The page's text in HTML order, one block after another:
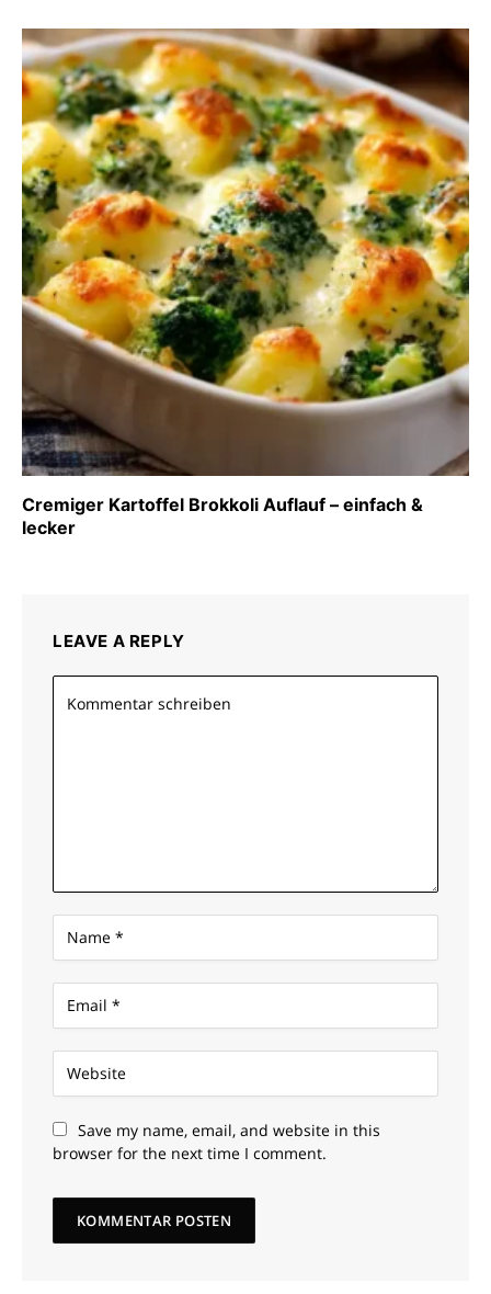
Cremiger Kartoffel Brokkoli Auflauf – einfach &
lecker
LEAVE A REPLY
Save my name, email, and website in this
browser for the next time I comment.